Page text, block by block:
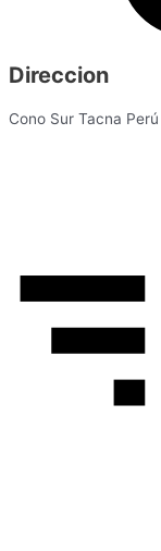
Direccion
Cono Sur Tacna Perú